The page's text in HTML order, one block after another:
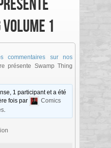
1
commentaires sur nos
présente Swamp Thing
1 participant et a été
fois par
Comics
.